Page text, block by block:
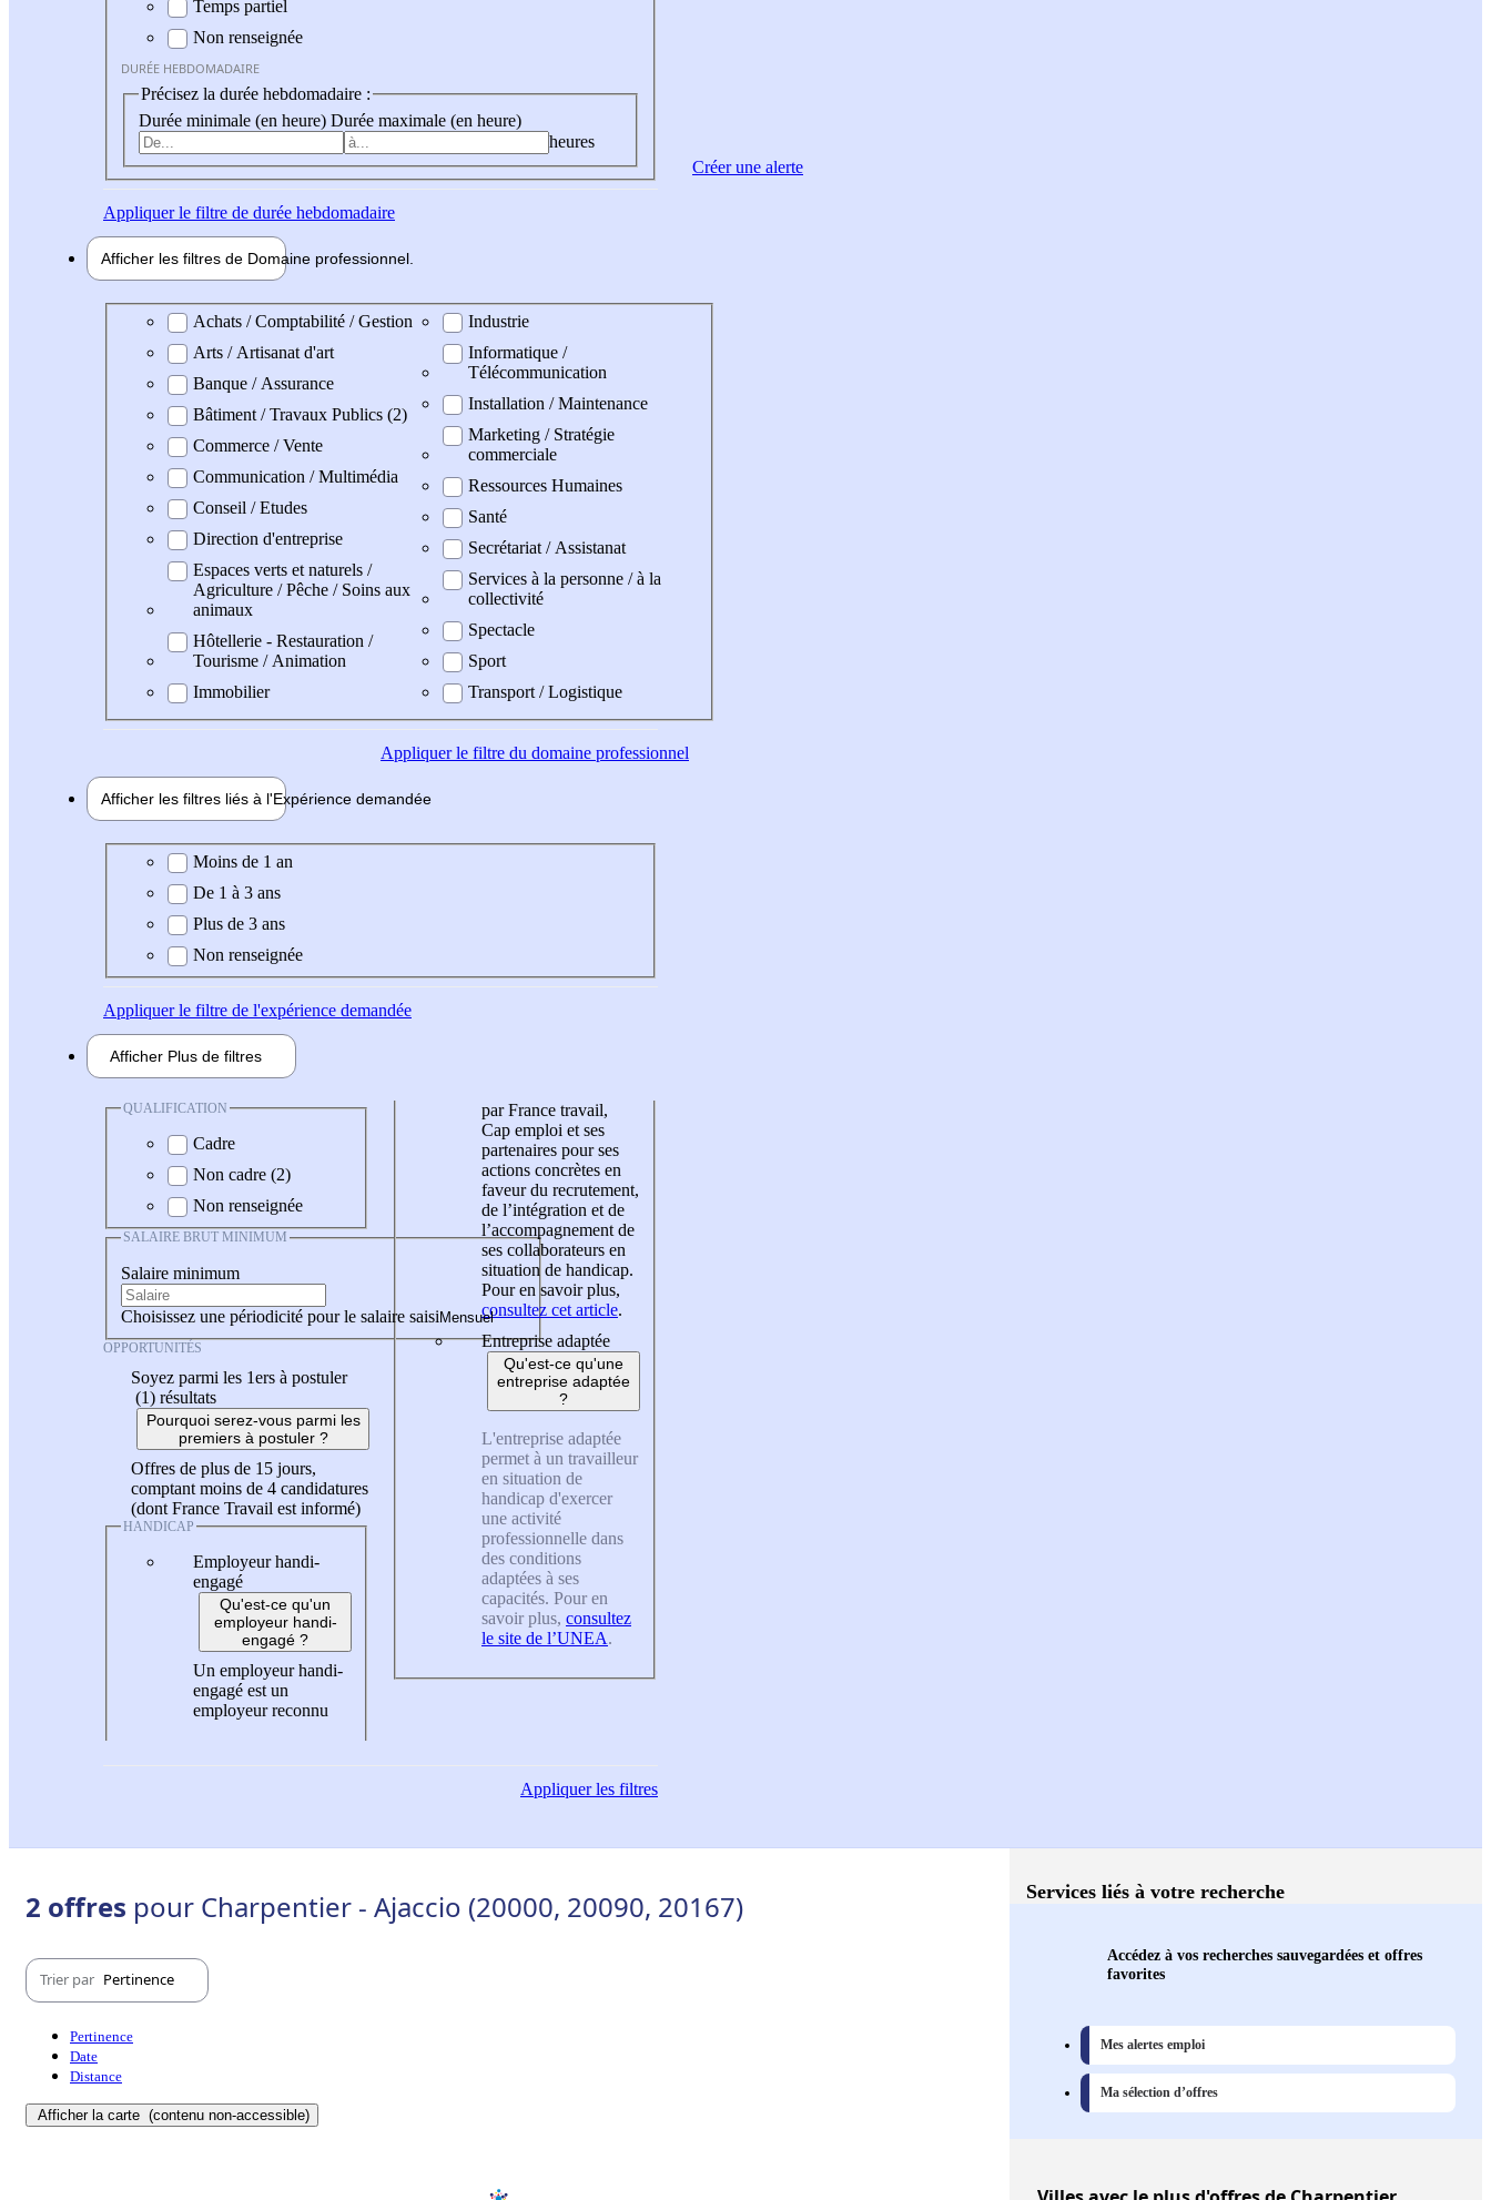
Temps partiel
Non renseignée
DURÉE HEBDOMADAIRE
Précisez la durée hebdomadaire :
Durée minimale (en heure) Durée maximale (en heure)
heures
Appliquerle filtre de durée hebdomadaire
Afficher les filtres de Domaine professionnel
Domaine professionel
Achats / Comptabilité / Gestion
Arts / Artisanat d'art
Banque / Assurance
Bâtiment / Travaux Publics (2)
Commerce / Vente
Communication / Multimédia
Conseil / Etudes
Direction d'entreprise
Espaces verts et naturels /
Agriculture / Pêche / Soins aux
animaux
Hôtellerie - Restauration /
Tourisme / Animation
Immobilier
Industrie
Informatique /
Télécommunication
Installation / Maintenance
Marketing / Stratégie
commerciale
Ressources Humaines
Santé
Secrétariat / Assistanat
Services à la personne / à la
collectivité
Spectacle
Sport
Transport / Logistique
Appliquerle filtre du domaine professionnel
Afficher les filtres liés à l'Expérience demandée
Expérience demandée
Moins de 1 an
De 1 à 3 ans
Plus de 3 ans
Non renseignée
Appliquerle filtre de l'expérience demandée
Afficher Plus de filtres
QUALIFICATION
Cadre
Non cadre (2)
Non renseignée
SALAIRE BRUT MINIMUM
Salaire minimum
Choisissez une périodicité pour le salaire saisi
OPPORTUNITÉS
Soyez parmi les 1ers à postuler
(1) résultats
Pourquoi serez-vous parmi les
premiers à postuler ?
Offres de plus de 15 jours,
comptant moins de 4 candidatures
(dont France Travail est informé)
HANDICAP
Employeur handi-
engagé
Qu'est-ce qu'un
employeur handi-
engagé ?
Un employeur handi-
engagé est un
employeur reconnu
par France travail,
Cap emploi et ses
partenaires pour ses
actions concrètes en
faveur du recrutement,
de l’intégration et de
l’accompagnement de
ses collaborateurs en
situation de handicap.
Pour en savoir plus,
consultez cet article.
Entreprise adaptée
Qu'est-ce qu'une
entreprise adaptée
?
L'entreprise adaptée
permet à un travailleur
en situation de
handicap d'exercer
une activité
professionnelle dans
des conditions
adaptées à ses
capacités. Pour en
savoir plus, consultez
le site de l’UNEA.
Appliquerles filtres
Créer une alerte
2 offres pour Charpentier - Ajaccio (20000, 20090, 20167)
Trier par Pertinence
Pertinence
Date
Distance
Afficher la carte (contenu non-accessible)
Services liés à votre recherche
Accédez à vos recherches sauvegardées et offres
favorites
Mes alertes emploi
Ma sélection d’offres